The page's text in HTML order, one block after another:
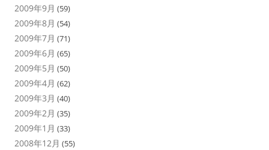
2009年9月 (59)
2009年8月 (54)
2009年7月 (71)
2009年6月 (65)
2009年5月 (50)
2009年4月 (62)
2009年3月 (40)
2009年2月 (35)
2009年1月 (33)
2008年12月 (55)